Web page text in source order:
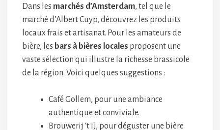
Dans les marchés d’Amsterdam, tel que le
marché d’Albert Cuyp, découvrez les produits
locaux frais et artisanat. Pour les amateurs de
bière, les bars à bières locales proposent une
vaste sélection qui illustre la richesse brassicole
de la région. Voici quelques suggestions :
Café Gollem, pour une ambiance
authentique et conviviale.
Brouwerij ‘t IJ, pour déguster une bière